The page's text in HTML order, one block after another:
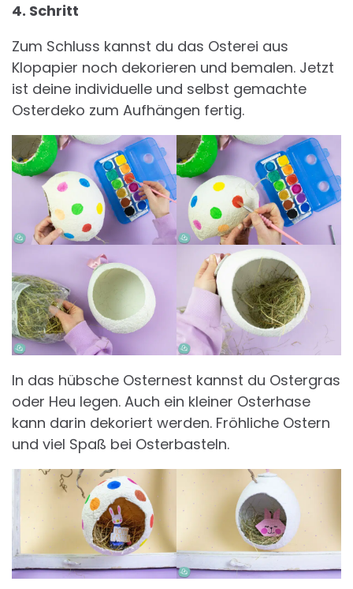
4. Schritt
Zum Schluss kannst du das Osterei aus
Klopapier noch dekorieren und bemalen. Jetzt
ist deine individuelle und selbst gemachte
Osterdeko zum Aufhängen fertig.
In das hübsche Osternest kannst du Ostergras
oder Heu legen. Auch ein kleiner Osterhase
kann darin dekoriert werden. Fröhliche Ostern
und viel Spaß bei Osterbasteln.